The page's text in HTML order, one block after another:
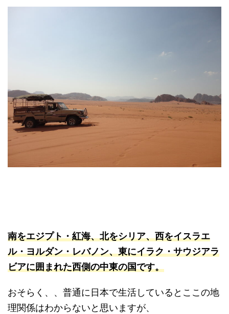
南をエジプト・紅海、北をシリア、西をイスラエ
ル・ヨルダン・レバノン、東にイラク・サウジアラ
ビアに囲まれた西側の中東の国です。
おそらく、、普通に日本で生活しているとここの地
理関係はわからないと思いますが、